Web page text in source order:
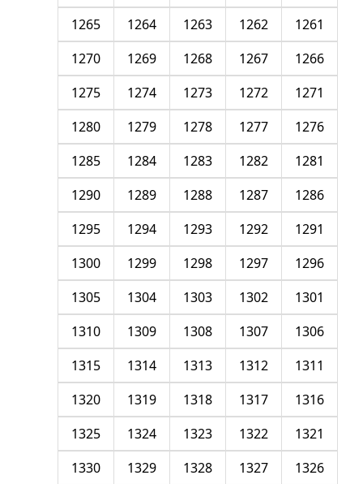
1261
1262
1263
1264
1265
1266
1267
1268
1269
1270
1271
1272
1273
1274
1275
1276
1277
1278
1279
1280
1281
1282
1283
1284
1285
1286
1287
1288
1289
1290
1291
1292
1293
1294
1295
1296
1297
1298
1299
1300
1301
1302
1303
1304
1305
1306
1307
1308
1309
1310
1311
1312
1313
1314
1315
1316
1317
1318
1319
1320
1321
1322
1323
1324
1325
1326
1327
1328
1329
1330